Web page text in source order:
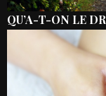
QU’A-T-ON LE